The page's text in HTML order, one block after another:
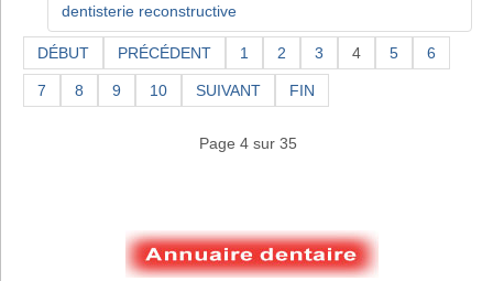
dentisterie reconstructive
DÉBUT PRÉCÉDENT 1 2 3 4 5 6
7 8 9 10 SUIVANT FIN
Page 4 sur 35